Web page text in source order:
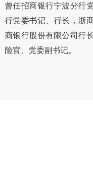
曾任招商银行宁波分行
行党委书记、行长，浙
商银行股份有限公司行
险官、党委副书记。